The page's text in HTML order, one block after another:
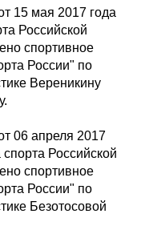
15 мая 2017 года
Российской
спортивное
России" по
Вереникину
06 апреля 2017
Российской
спортивное
России" по
Безотосовой